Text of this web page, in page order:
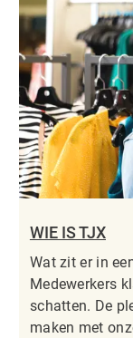
WIE IS TJX
Wat zit er in
Medewerkers
schatten. De
maken met